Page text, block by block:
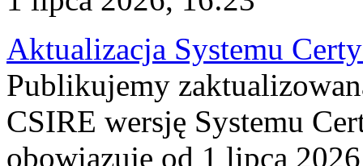
Aktualizacja Systemu
Publikujemy
CSIRE wersję Systemu
obowiązuje od 1 lipca